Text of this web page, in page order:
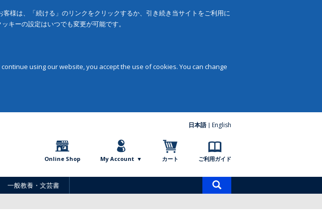
様は、「続ける」のリンクをクリックするか、引き続き当サイトをご利用に
キーの設定はいつでも変更が可能です。
using our website, you accept the use of cookies. You can change
日本語 English
Online Shop My Account カート ご利用ガイド
一般教養・文芸書